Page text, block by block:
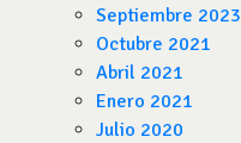
Septiembre 2023
Octubre 2021
Abril 2021
Enero 2021
Julio 2020